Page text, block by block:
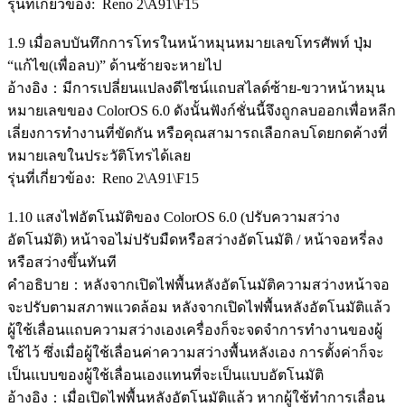
รุ่นที่เกี่ยวข้อง: Reno 2\A91\F15
1.9 เมื่อลบบันทึกการโทรในหน้าหมุนหมายเลขโทรศัพท์ ปุ่ม
“แก้ไข(เพื่อลบ)” ด้านซ้ายจะหายไป
อ้างอิง：มีการเปลี่ยนแปลงดีไซน์แถบสไลด์ซ้าย-ขวาหน้าหมุน
หมายเลขของ ColorOS 6.0 ดังนั้นฟังก์ชั่นนี้จึงถูกลบออกเพื่อหลีก
เลี่ยงการทำงานที่ขัดกัน หรือคุณสามารถเลือกลบโดยกดค้างที่
หมายเลขในประวัติโทรได้เลย
รุ่นที่เกี่ยวข้อง: Reno 2\A91\F15
1.10 แสงไฟอัตโนมัติของ ColorOS 6.0 (ปรับความสว่าง
อัตโนมัติ) หน้าจอไม่ปรับมืดหรือสว่างอัตโนมัติ / หน้าจอหรี่ลง
หรือสว่างขึ้นทันที
คำอธิบาย：หลังจากเปิดไฟพื้นหลังอัตโนมัติความสว่างหน้าจอ
จะปรับตามสภาพแวดล้อม หลังจากเปิดไฟพื้นหลังอัตโนมัติแล้ว
ผู้ใช้เลื่อนแถบความสว่างเองเครื่องก็จะจดจำการทำงานของผู้
ใช้ไว้ ซึ่งเมื่อผู้ใช้เลื่อนค่าความสว่างพื้นหลังเอง การตั้งค่าก็จะ
เป็นแบบของผู้ใช้เลื่อนเองแทนที่จะเป็นแบบอัตโนมัติ
อ้างอิง：เมื่อเปิดไฟพื้นหลังอัตโนมัติแล้ว หากผู้ใช้ทำการเลื่อน